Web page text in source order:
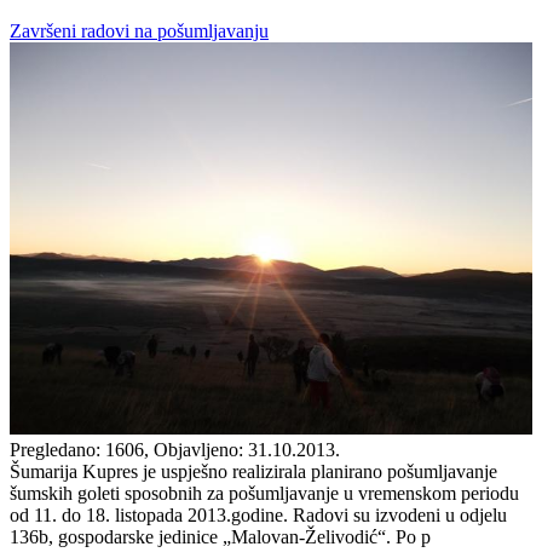
Završeni radovi na pošumljavanju
Pregledano: 1606, Objavljeno: 31.10.2013.
Šumarija Kupres je uspješno realizirala planirano pošumljavanje
šumskih goleti sposobnih za pošumljavanje u vremenskom periodu
od 11. do 18. listopada 2013.godine. Radovi su izvodeni u odjelu
136b, gospodarske jedinice „Malovan-Želivodić“. Po p